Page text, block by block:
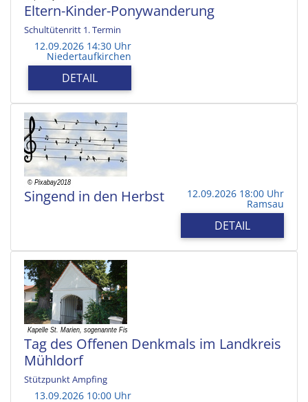
Eltern-Kinder-Ponywanderung
Schultütenritt 1. Termin
12.09.2026 14:30 Uhr
Niedertaufkirchen
DETAIL
Singend in den Herbst 12.09.2026 18:00 Uhr
Ramsau
DETAIL
Tag des Offenen Denkmals im Landkreis
Mühldorf
Stützpunkt Ampfing
13.09.2026 10:00 Uhr